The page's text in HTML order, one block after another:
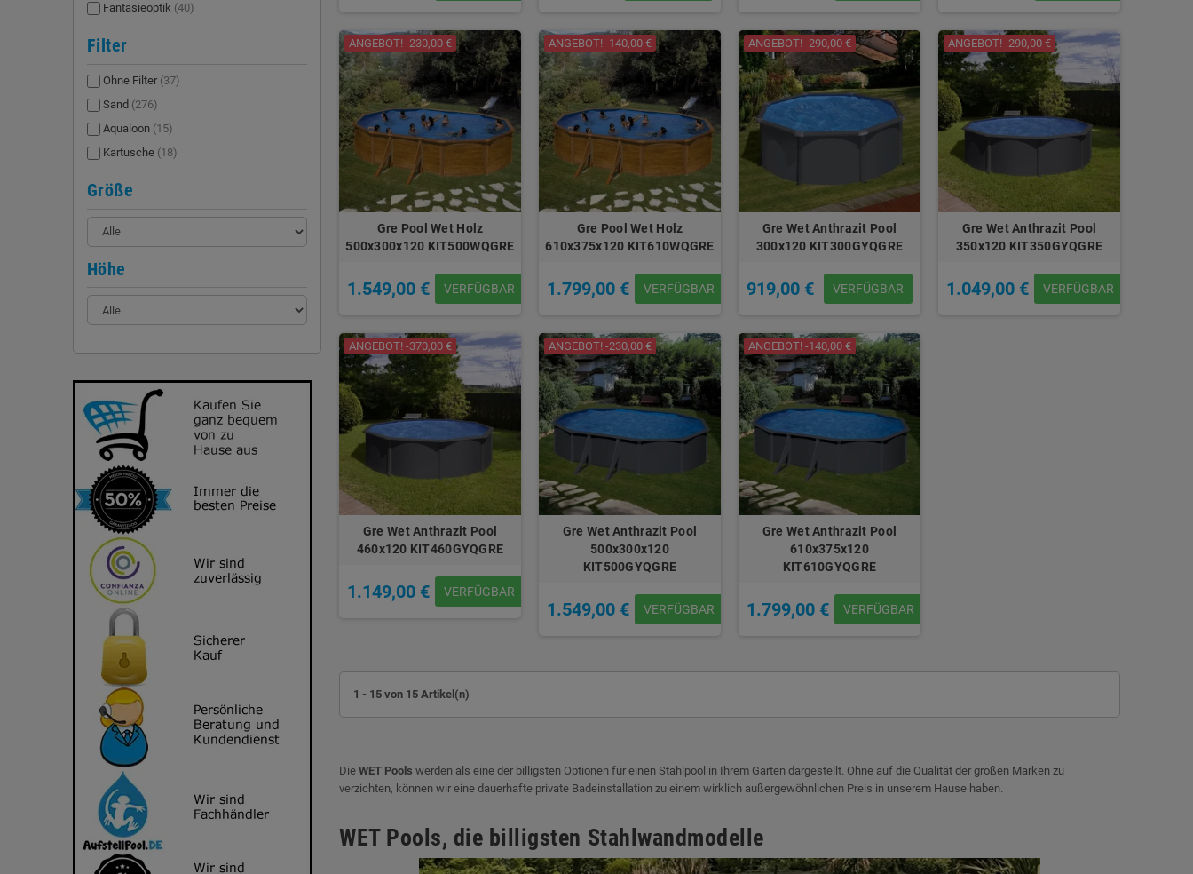
Fantasieoptik (40)
Filter
Ohne Filter (37)
Sand (276)
Aqualoon (15)
Kartusche (18)
Größe
Höhe
ANGEBOT! -230,00 €
Gre Pool Wet Holz
500x300x120 KIT500WQGRE
1.549,00 € VERFÜGBAR
ANGEBOT! -140,00 €
Gre Pool Wet Holz
610x375x120 KIT610WQGRE
1.799,00 € VERFÜGBAR
ANGEBOT! -290,00 €
Gre Wet Anthrazit Pool
300x120 KIT300GYQGRE
919,00 € VERFÜGBAR
ANGEBOT! -290,00 €
Gre Wet Anthrazit Pool
350x120 KIT350GYQGRE
1.049,00 € VERFÜGBAR
ANGEBOT! -370,00 €
Gre Wet Anthrazit Pool
460x120 KIT460GYQGRE
1.149,00 € VERFÜGBAR
ANGEBOT! -230,00 €
Gre Wet Anthrazit Pool
500x300x120
KIT500GYQGRE
1.549,00 € VERFÜGBAR
ANGEBOT! -140,00 €
Gre Wet Anthrazit Pool
610x375x120
KIT610GYQGRE
1.799,00 € VERFÜGBAR
1 - 15 von 15 Artikel(n)
Die WET Pools werden als eine der billigsten Optionen für einen Stahlpool in Ihrem Garten dargestellt. Ohne auf die Qualität der großen Marken zu
verzichten, können wir eine dauerhafte private Badeinstallation zu einem wirklich außergewöhnlichen Preis in unserem Hause haben.
WET Pools, die billigsten Stahlwandmodelle